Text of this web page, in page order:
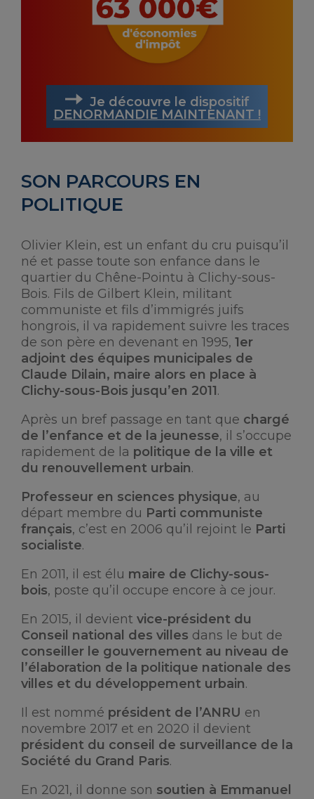
Je découvre le dispositif
DENORMANDIE MAINTENANT !
SON PARCOURS EN
POLITIQUE
Olivier Klein, est un enfant du cru puisqu’il
né et passe toute son enfance dans le
quartier du Chêne-Pointu à Clichy-sous-
Bois. Fils de Gilbert Klein, militant
communiste et fils d’immigrés juifs
hongrois, il va rapidement suivre les traces
de son père en devenant en 1995, 1er
adjoint des équipes municipales de
Claude Dilain, maire alors en place à
Clichy-sous-Bois jusqu’en 2011.
Après un bref passage en tant que chargé
de l’enfance et de la jeunesse, il s’occupe
rapidement de la politique de la ville et
du renouvellement urbain.
Professeur en sciences physique, au
départ membre du Parti communiste
français, c’est en 2006 qu’il rejoint le Parti
socialiste.
En 2011, il est élu maire de Clichy-sous-
bois, poste qu’il occupe encore à ce jour.
En 2015, il devient vice-président du
Conseil national des villes dans le but de
conseiller le gouvernement au niveau de
l’élaboration de la politique nationale des
villes et du développement urbain.
Il est nommé président de l’ANRU en
novembre 2017 et en 2020 il devient
président du conseil de surveillance de la
Société du Grand Paris.
En 2021, il donne son soutien à Emmanuel